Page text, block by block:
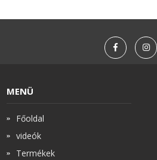
MENÜ
Főoldal
videók
Termékek